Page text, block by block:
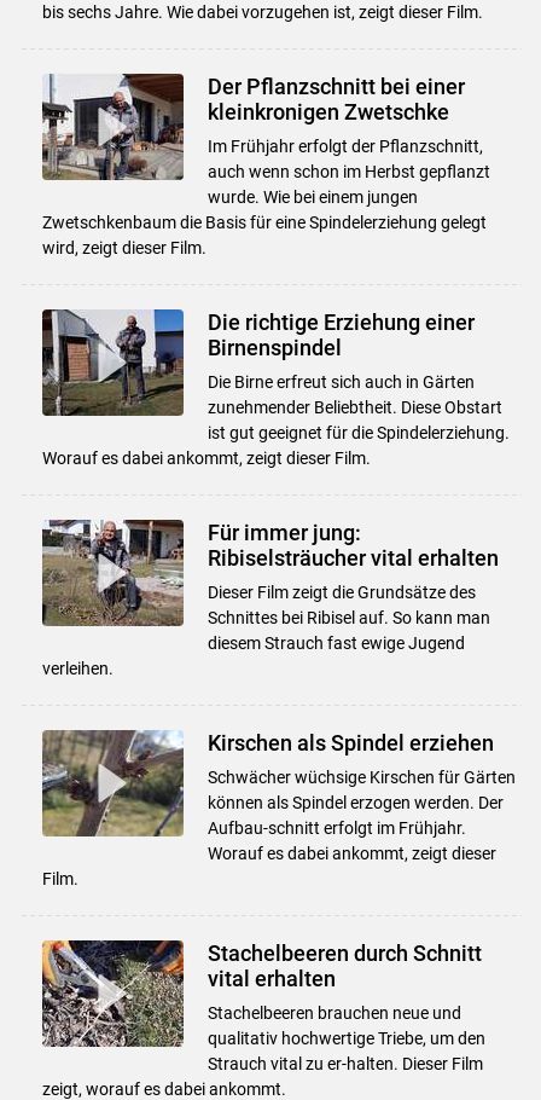
bis sechs Jahre. Wie dabei vorzugehen ist, zeigt dieser Film.
Der Pflanzschnitt bei einer
kleinkronigen Zwetschke
Im Frühjahr erfolgt der Pflanzschnitt,
auch wenn schon im Herbst gepflanzt
wurde. Wie bei einem jungen
Zwetschkenbaum die Basis für eine Spindelerziehung gelegt
wird, zeigt dieser Film.
Die richtige Erziehung einer
Birnenspindel
Die Birne erfreut sich auch in Gärten
zunehmender Beliebtheit. Diese Obstart
ist gut geeignet für die Spindelerziehung.
Worauf es dabei ankommt, zeigt dieser Film.
Für immer jung:
Ribiselsträucher vital erhalten
Dieser Film zeigt die Grundsätze des
Schnittes bei Ribisel auf. So kann man
diesem Strauch fast ewige Jugend
verleihen.
Kirschen als Spindel erziehen
Schwächer wüchsige Kirschen für Gärten
können als Spindel erzogen werden. Der
Aufbau-schnitt erfolgt im Frühjahr.
Worauf es dabei ankommt, zeigt dieser
Film.
Stachelbeeren durch Schnitt
vital erhalten
Stachelbeeren brauchen neue und
qualitativ hochwertige Triebe, um den
Strauch vital zu er-halten. Dieser Film
zeigt, worauf es dabei ankommt.